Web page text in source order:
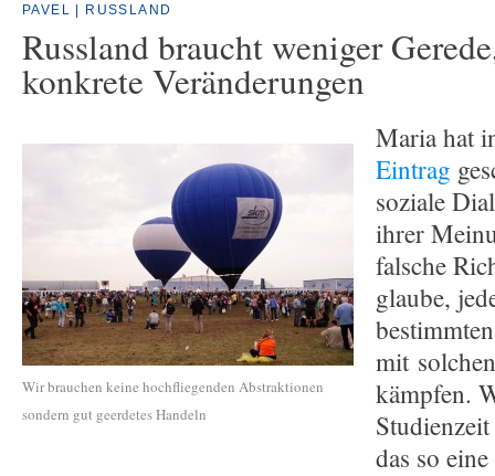
PAVEL | RUSSLAND
Russland braucht weniger
konkrete Veränderungen
Wir brauchen keine hochfliegenden Abstraktionen
sondern gut geerdetes Handeln
Maria hat
Eintrag
soziale
ihrer
falsche
glaube,
mit
kämpfen.
das so